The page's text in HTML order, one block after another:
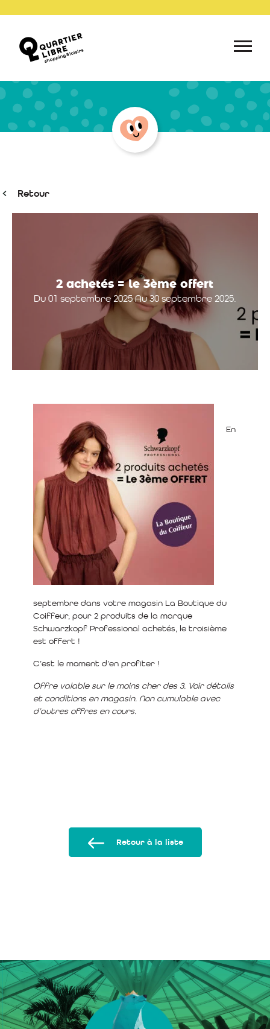
Retour
2 achetés = le 3ème offert
Du 01 septembre 2025 Au 30 septembre 2025.
En
septembre dans votre magasin La Boutique du
Coiffeur, pour 2 produits de la marque
Schwarzkopf Professional achetés, le troisième
est offert !
C’est le moment d’en profiter !
Offre valable sur le moins cher des 3. Voir détails
et conditions en magasin. Non cumulable avec
d’autres offres en cours.
Retour à la liste